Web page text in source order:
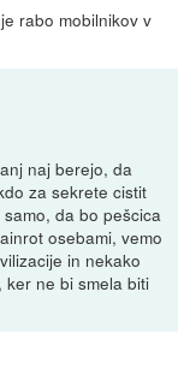
rabo mobilnikov v
naj berejo, da
za sekrete cistit
da bo pešcica
osebami, vemo
in nekako
ne bi smela biti